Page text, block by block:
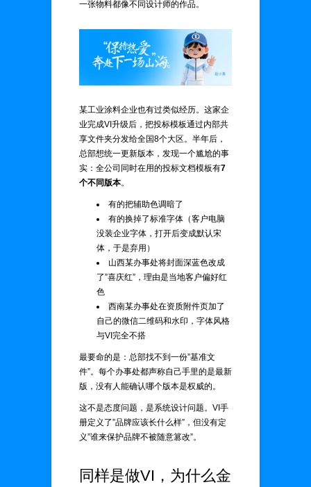
一张物料都像不同设计师的作品。
某工业涂料企业也有过类似经历。这家企
业完成VI升级后，把投标模板通过内部共
享文件夹分发给全国8个大区。半年后，
总部想统一更新版本，发现一个尴尬的事
实：全公司同时在用的投标文档模板有7
个不同版本。
有的把辅助色调暗了
有的换掉了标准字体（客户电脑
没装企业字体，打开后变成默认宋
体，于是弃用）
山西某办事处将封面深蓝色改成
了”喜庆红”，理由是当地客户偏好红
色
西南某办事处在资质附件页加了
自己的微信二维码和水印，字体风格
与VI完全不搭
最要命的是：总部找不到一份”基准文
件”。每个办事处都声称自己手里的是最新
版，没有人能确认哪个版本是权威的。
这不是态度问题，是系统设计问题。VI手
册定义了”品牌应该长什么样”，但没有定
义”谁来保护品牌不被随意篡改”。
同样是做VI，为什么金